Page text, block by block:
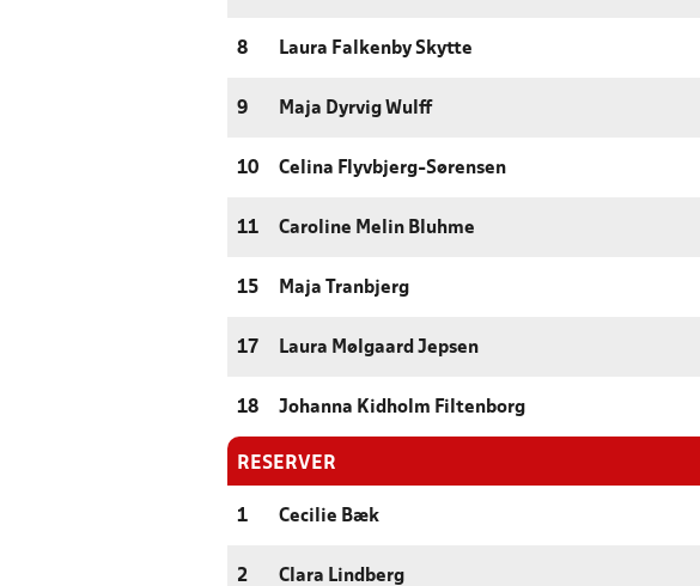
8 Laura Falkenby Skytte
9 Maja Dyrvig Wulff
10 Celina Flyvbjerg-Sørensen
11 Caroline Melin Bluhme
15 Maja Tranbjerg
17 Laura Mølgaard Jepsen
18 Johanna Kidholm Filtenborg
RESERVER
1 Cecilie Bæk
2 Clara Lindberg